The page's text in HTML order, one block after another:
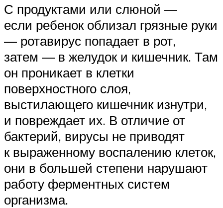
С продуктами или слюной —
если ребенок облизал грязные руки
— ротавирус попадает в рот,
затем — в желудок и кишечник. Там
он проникает в клетки
поверхностного слоя,
выстилающего кишечник изнутри,
и повреждает их. В отличие от
бактерий, вирусы не приводят
к выраженному воспалению клеток,
они в большей степени нарушают
работу ферментных систем
организма.